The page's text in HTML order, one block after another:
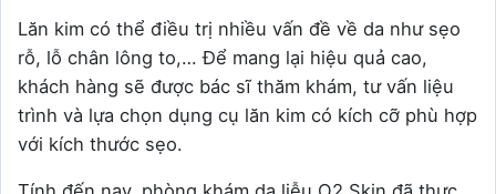
Lăn kim có thể điều trị nhiều vấn đề về da như sẹo
rỗ, lỗ chân lông to,… Để mang lại hiệu quả cao,
khách hàng sẽ được bác sĩ thăm khám, tư vấn liệu
trình và lựa chọn dụng cụ lăn kim có kích cỡ phù hợp
với kích thước sẹo.